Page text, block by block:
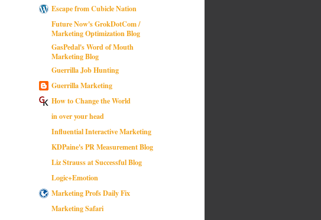
Escape from Cubicle Nation
Future Now's GrokDotCom /
Marketing Optimization Blog
GasPedal's Word of Mouth
Marketing Blog
Guerrilla Job Hunting
Guerrilla Marketing
How to Change the World
in over your head
Influential Interactive Marketing
KDPaine's PR Measurement Blog
Liz Strauss at Successful Blog
Logic+Emotion
Marketing Profs Daily Fix
Marketing Safari